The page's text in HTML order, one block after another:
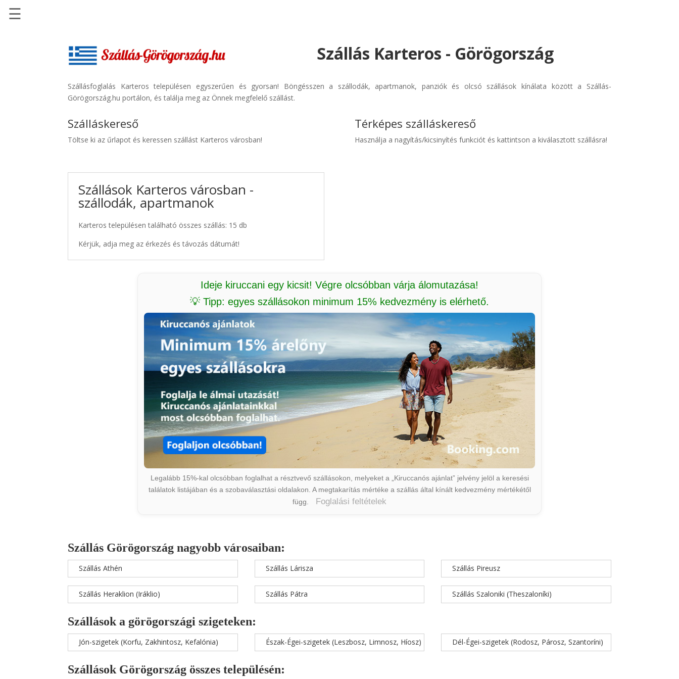
Szállásinfo.eu
Repülőjegy
Autóbérlés
☰
Szállás Karteros - Görögország
Szállásfoglalás Karteros településen egyszerűen és gyorsan! Böngésszen a szállodák, apartmanok, panziók és olcsó szállások kínálata között a Szállás-
Görögország.hu portálon, és találja meg az Önnek megfelelő szállást.
Szálláskereső
Töltse ki az űrlapot és keressen szállást Karteros városban!
Szállások Karteros városban -
szállodák, apartmanok
Karteros településen található összes szállás: 15 db
Kérjük, adja meg az érkezés és távozás dátumát!
Térképes szálláskereső
Használja a nagyítás/kicsinyítés funkciót és kattintson a kiválasztott szállásra!
Ideje kiruccani egy kicsit! Végre olcsóbban várja álomutazása!
💡 Tipp: egyes szállásokon minimum 15% kedvezmény is elérhető.
Legalább 15%-kal olcsóbban foglalhat a résztvevő szállásokon, melyeket a „Kiruccanós ajánlat” jelvény jelöl a keresési
találatok listájában és a szobaválasztási oldalakon. A megtakarítás mértéke a szállás által kínált kedvezmény mértékétől
függ.
Foglalási feltételek
Szállás Görögország nagyobb városaiban:
Szállás Athén
Szállás Heraklion (Iráklio)
Szállás Lárisza
Szállás Pátra
Szállás Pireusz
Szállás Szaloniki (Theszaloníki)
Szállások a görögországi szigeteken:
Jón-szigetek (Korfu, Zakhintosz, Kefalónia) Észak-Égei-szigetek (Leszbosz, Limnosz, Híosz) Dél-Égei-szigetek (Rodosz, Párosz, Szantoríni)
Szállások Görögország összes településén: